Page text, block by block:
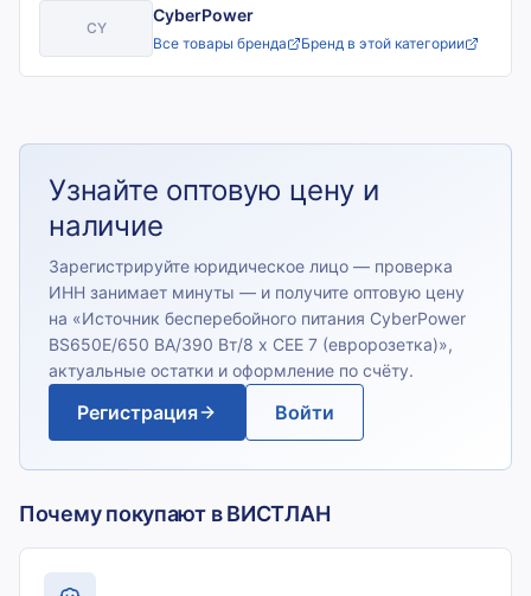
CY
CyberPower
Все товары бренда Бренд в этой категории
Узнайте оптовую цену и
наличие
Зарегистрируйте юридическое лицо — проверка
ИНН занимает минуты — и получите оптовую цену
на «Источник бесперебойного питания CyberPower
BS650E/650 ВА/390 Вт/8 х CEE 7 (евророзетка)»,
актуальные остатки и оформление по счёту.
Регистрация Войти
Почему покупают в ВИСТЛАН